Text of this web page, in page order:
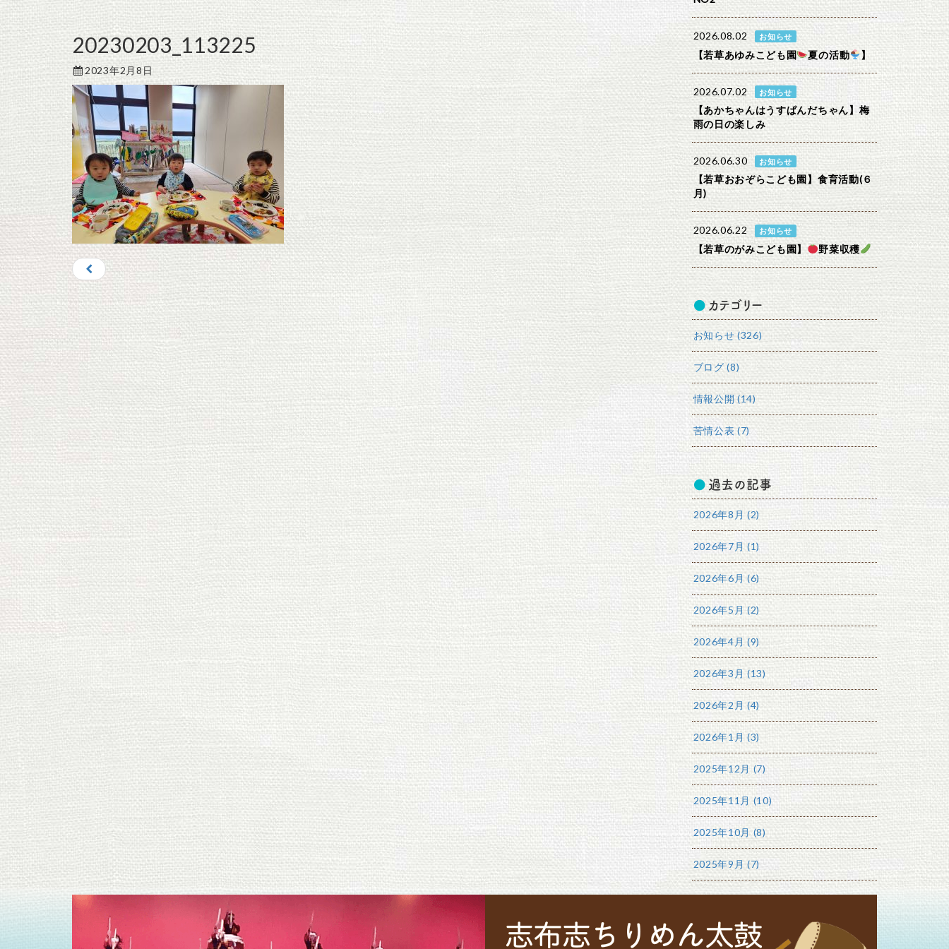
20230203_113225
2023年2月8日
2026.08.02 お知らせ
【若草あゆみこども園 夏の活動 】
2026.07.02 お知らせ
【あかちゃんはうすぱんだちゃん】梅
雨の日の楽しみ
2026.06.30 お知らせ
【若草おおぞらこども園】食育活動(６
月)
2026.06.22 お知らせ
【若草のがみこども園】 野菜収穫
カテゴリー
お知らせ (326)
ブログ (8)
情報公開 (14)
苦情公表 (7)
過去の記事
2026年8月 (2)
2026年7月 (1)
2026年6月 (6)
2026年5月 (2)
2026年4月 (9)
2026年3月 (13)
2026年2月 (4)
2026年1月 (3)
2025年12月 (7)
2025年11月 (10)
2025年10月 (8)
2025年9月 (7)